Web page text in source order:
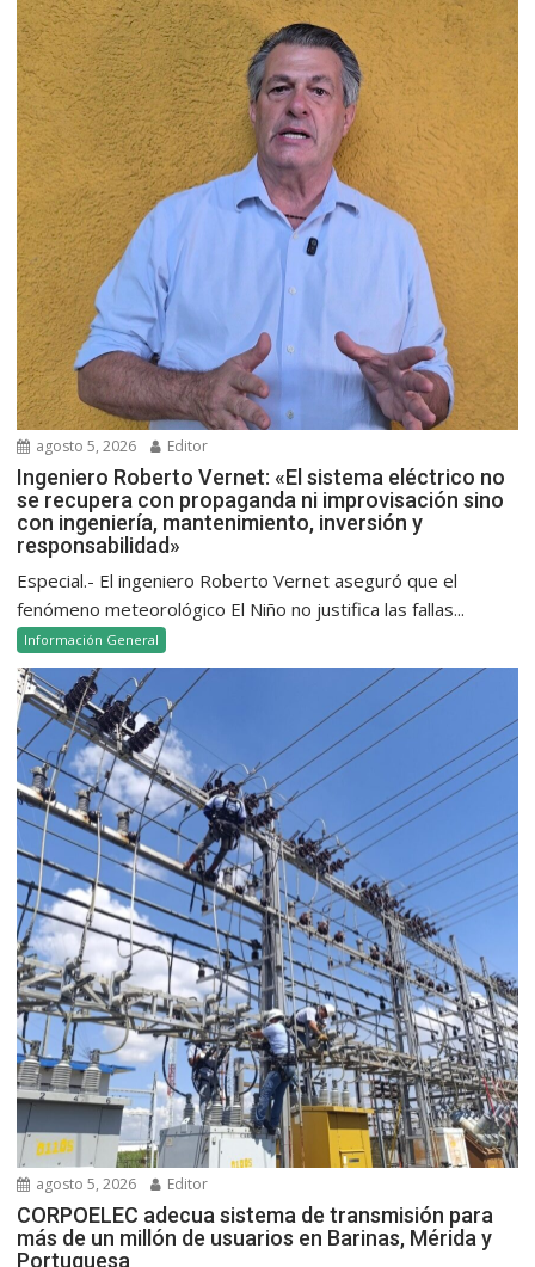
agosto 5, 2026 Editor
Ingeniero Roberto Vernet: «El sistema eléctrico no
se recupera con propaganda ni improvisación sino
con ingeniería, mantenimiento, inversión y
responsabilidad»
Especial.- El ingeniero Roberto Vernet aseguró que el
fenómeno meteorológico El Niño no justifica las fallas...
Información General
agosto 5, 2026 Editor
CORPOELEC adecua sistema de transmisión para
más de un millón de usuarios en Barinas, Mérida y
Portuguesa